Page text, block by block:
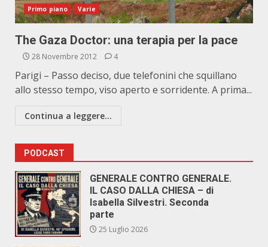
Primo piano Varie
The Gaza Doctor: una terapia per la pace
28 Novembre 2012 4
Parigi – Passo deciso, due telefonini che squillano
allo stesso tempo, viso aperto e sorridente. A prima...
Continua a leggere...
PODCAST
GENERALE CONTRO GENERALE.
IL CASO DALLA CHIESA – di
Isabella Silvestri. Seconda
parte
25 Luglio 2026